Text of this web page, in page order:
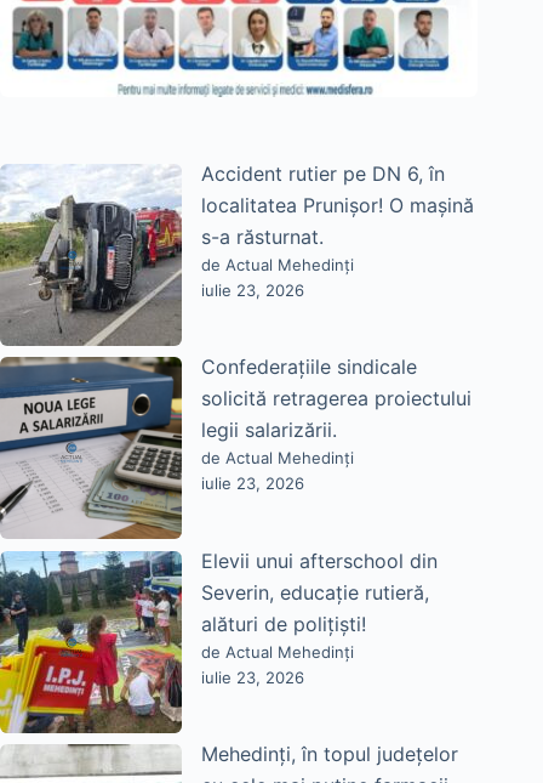
Accident rutier pe DN 6, în
localitatea Prunișor! O mașină
s-a răsturnat.
de Actual Mehedinți
iulie 23, 2026
Confederațiile sindicale
solicită retragerea proiectului
legii salarizării.
de Actual Mehedinți
iulie 23, 2026
Elevii unui afterschool din
Severin, educație rutieră,
alături de polițiști!
de Actual Mehedinți
iulie 23, 2026
Mehedinți, în topul județelor